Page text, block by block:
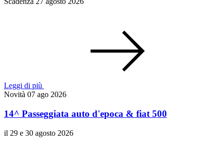
Leggi di più
Novità 07 ago 2026
14^ Passeggiata auto d'epoca & fiat 500
il 29 e 30 agosto 2026